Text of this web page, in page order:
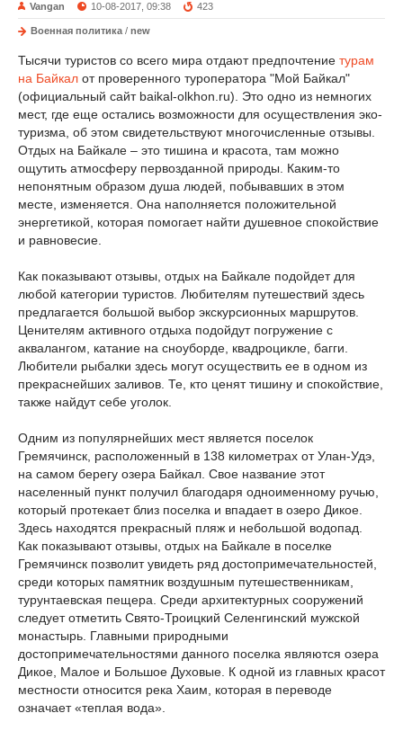
Vangan 10-08-2017, 09:38 423
Военная политика / new
Тысячи туристов со всего мира отдают предпочтение турам
на Байкал от проверенного туроператора "Мой Байкал"
(официальный сайт baikal-olkhon.ru). Это одно из немногих
мест, где еще остались возможности для осуществления эко-
туризма, об этом свидетельствуют многочисленные отзывы.
Отдых на Байкале – это тишина и красота, там можно
ощутить атмосферу первозданной природы. Каким-то
непонятным образом душа людей, побывавших в этом
месте, изменяется. Она наполняется положительной
энергетикой, которая помогает найти душевное спокойствие
и равновесие.
Как показывают отзывы, отдых на Байкале подойдет для
любой категории туристов. Любителям путешествий здесь
предлагается большой выбор экскурсионных маршрутов.
Ценителям активного отдыха подойдут погружение с
аквалангом, катание на сноуборде, квадроцикле, багги.
Любители рыбалки здесь могут осуществить ее в одном из
прекраснейших заливов. Те, кто ценят тишину и спокойствие,
также найдут себе уголок.
Одним из популярнейших мест является поселок
Гремячинск, расположенный в 138 километрах от Улан-Удэ,
на самом берегу озера Байкал. Свое название этот
населенный пункт получил благодаря одноименному ручью,
который протекает близ поселка и впадает в озеро Дикое.
Здесь находятся прекрасный пляж и небольшой водопад.
Как показывают отзывы, отдых на Байкале в поселке
Гремячинск позволит увидеть ряд достопримечательностей,
среди которых памятник воздушным путешественникам,
турунтаевская пещера. Среди архитектурных сооружений
следует отметить Свято-Троицкий Селенгинский мужской
монастырь. Главными природными
достопримечательностями данного поселка являются озера
Дикое, Малое и Большое Духовые. К одной из главных красот
местности относится река Хаим, которая в переводе
означает «теплая вода».